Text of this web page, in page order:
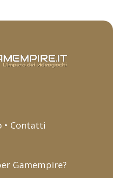
• Contatti
Gamempire?